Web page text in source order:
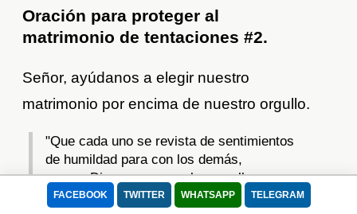
FACEBOOK TWITTER WHATSAPP TELEGRAM
Oración para proteger al
matrimonio de tentaciones #2.
Señor, ayúdanos a elegir nuestro
matrimonio por encima de nuestro orgullo.
"Que cada uno se revista de sentimientos
de humildad para con los demás,
porque Dios se opone a los orgullosos y
da su ayuda a los humildes". (1 Pedro 5,5)